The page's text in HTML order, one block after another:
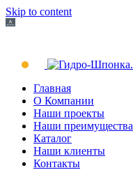
Skip to content
Главная
О Компании
Наши проекты
Наши преимущества
Каталог
Наши клиенты
Контакты